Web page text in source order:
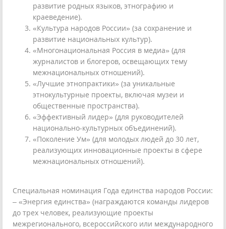
развитие родных языков, этнографию и
краеведение).
«Культура народов России» (за сохранение и
развитие национальных культур).
«Многонациональная Россия в медиа» (для
журналистов и блогеров, освещающих тему
межнациональных отношений).
«Лучшие этнопрактики» (за уникальные
этнокультурные проекты, включая музеи и
общественные пространства).
«Эффективный лидер» (для руководителей
национально-культурных объединений).
«Поколение Ум» (для молодых людей до 30 лет,
реализующих инновационные проекты в сфере
межнациональных отношений).
Специальная номинация Года единства народов России:
– «Энергия единства» (награждаются команды лидеров
до трех человек, реализующие проекты
межрегионального, всероссийского или международного